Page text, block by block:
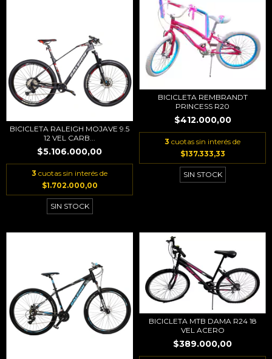
BICICLETA RALEIGH MOJAVE 9.5
12 VEL CARB...
$5.106.000,00
3 cuotas sin interés de
$1.702.000,00
SIN STOCK
BICICLETA REMBRANDT
PRINCESS R20
$412.000,00
3 cuotas sin interés de
$137.333,33
SIN STOCK
BICICLETA MTB DAMA R24 18
VEL ACERO
$389.000,00